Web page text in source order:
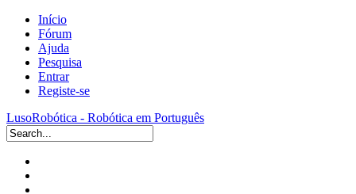
Início
Fórum
Ajuda
Pesquisa
Entrar
Registe-se
LusoRobótica - Robótica em Português